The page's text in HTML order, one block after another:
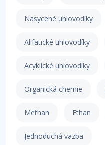
Nasycené uhlovodíky
Alifatické uhlovodíky
Acyklické uhlovodíky
Organická chemie
Methan Ethan
Jednoduchá vazba